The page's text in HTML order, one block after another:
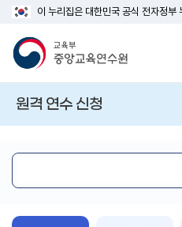
이 누리집은 대한민국 공식 전자정부
원격 연수 신청
심